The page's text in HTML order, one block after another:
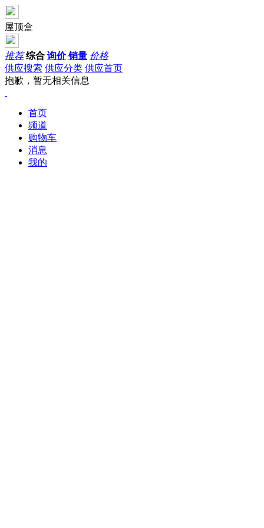
屋顶盒
推荐 综合 询价 销量 价格
供应搜索 供应分类 供应首页
抱歉，暂无相关信息
首页
频道
购物车
消息
我的